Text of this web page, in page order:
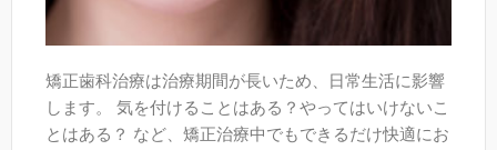
矯正歯科治療は治療期間が長いため、日常生活に影響
します。 気を付けることはある？やってはいけないこ
とはある？ など、矯正治療中でもできるだけ快適にお